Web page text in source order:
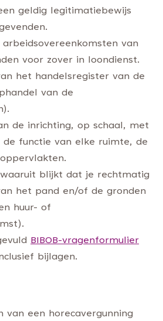
geldig legitimatiebewijs
arbeidsovereenkomsten van
voor zover in loondienst.
het handelsregister van de
van de
de inrichting, op schaal, met
de functie van elke ruimte, de
blijkt dat je rechtmatig
het pand en/of de gronden
huur- of
BIBOB-vragenformulier
bijlagen.
van een horecavergunning